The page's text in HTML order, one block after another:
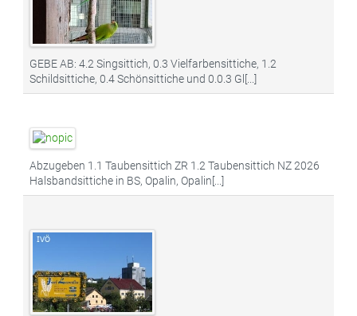
GEBE AB: 4.2 Singsittich, 0.3 Vielfarbensittiche, 1.2
Schildsittiche, 0.4 Schönsittiche und 0.0.3 Gl[...]
Abzugeben 1.1 Taubensittich ZR 1.2 Taubensittich NZ 2026
Halsbandsittiche in BS, Opalin, Opalin[...]